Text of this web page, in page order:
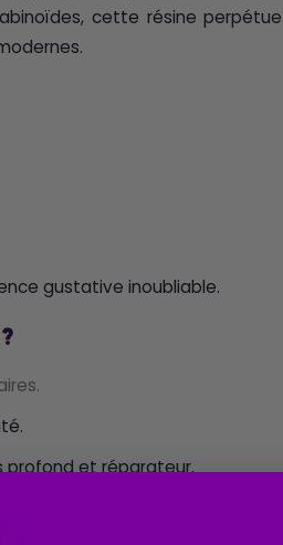
cette résine perpétue
gustative inoubliable.
profond et réparateur.
équilibrée.